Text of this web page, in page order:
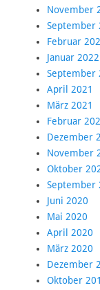
November
September
Februar
Januar 2022
September
April 2021
März 2021
Februar
Dezember
November
Oktober
September
Juni 2020
Mai 2020
April 2020
März 2020
Dezember
Oktober